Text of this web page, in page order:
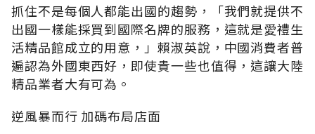
抓住不是每個人都能出國的趨勢，「我們就提供不
出國一樣能採買到國際名牌的服務，這就是愛禮生
活精品館成立的用意，」賴淑英說，中國消費者普
遍認為外國東西好，即使貴一些也值得，這讓大陸
精品業者大有可為。
逆風暴而行 加碼布局店面